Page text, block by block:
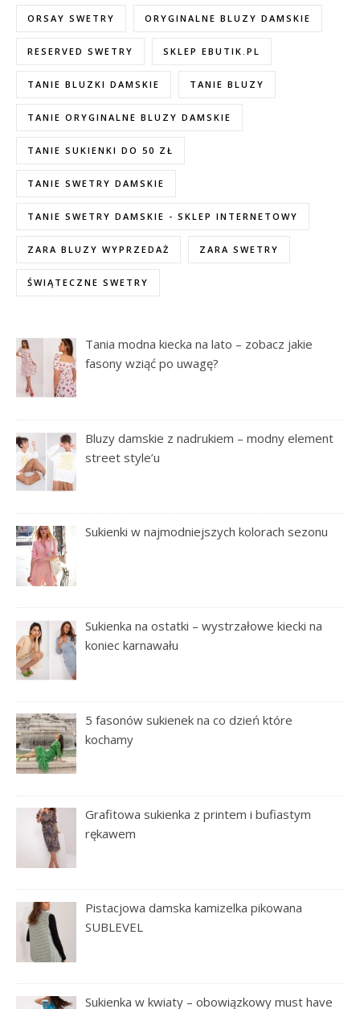
ORSAY SWETRY ORYGINALNE BLUZY DAMSKIE
RESERVED SWETRY SKLEP EBUTIK.PL
TANIE BLUZKI DAMSKIE TANIE BLUZY
TANIE ORYGINALNE BLUZY DAMSKIE
TANIE SUKIENKI DO 50 ZŁ
TANIE SWETRY DAMSKIE
TANIE SWETRY DAMSKIE - SKLEP INTERNETOWY
ZARA BLUZY WYPRZEDAŻ ZARA SWETRY
ŚWIĄTECZNE SWETRY
Tania modna kiecka na lato – zobacz jakie
fasony wziąć po uwagę?
Bluzy damskie z nadrukiem – modny element
street style’u
Sukienki w najmodniejszych kolorach sezonu
Sukienka na ostatki – wystrzałowe kiecki na
koniec karnawału
5 fasonów sukienek na co dzień które
kochamy
Grafitowa sukienka z printem i bufiastym
rękawem
Pistacjowa damska kamizelka pikowana
SUBLEVEL
Sukienka w kwiaty – obowiązkowy must have